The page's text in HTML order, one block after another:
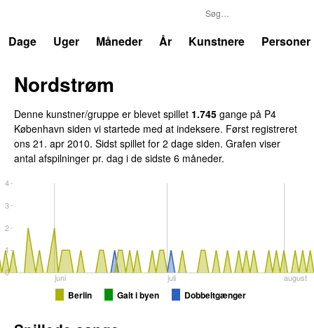
Dage
Uger Måneder År Kunstnere Personer
Nordstrøm
Denne kunstner/gruppe er blevet spillet 1.745 gange på P4
København siden vi startede med at indeksere. Først registreret
ons 21. apr 2010. Sidst spillet for 2 dage siden. Grafen viser
antal afspilninger pr. dag i de sidste 6 måneder.
juni juli august
0
1
2
3
4
Berlin Galt i byen Dobbeltgænger